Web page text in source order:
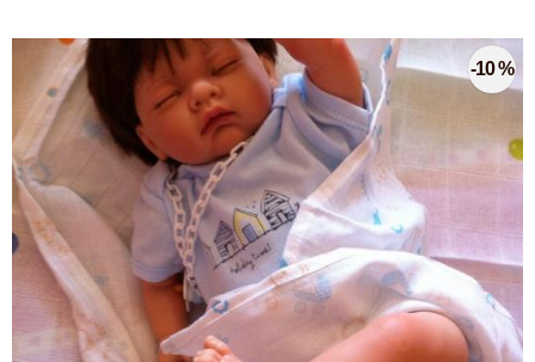
-10 %